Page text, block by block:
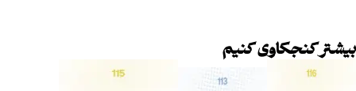
بیشتر کنجکاوی کنیم